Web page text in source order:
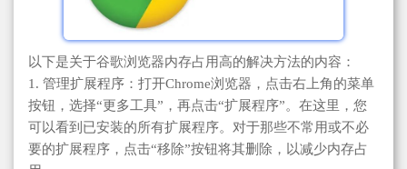
以下是关于谷歌浏览器内存占用高的解决方法的内容：
1. 管理扩展程序：打开Chrome浏览器，点击右上角的菜单
按钮，选择“更多工具”，再点击“扩展程序”。在这里，您
可以看到已安装的所有扩展程序。对于那些不常用或不必
要的扩展程序，点击“移除”按钮将其删除，以减少内存占